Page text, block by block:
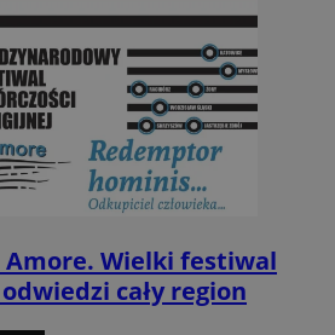
Amore. Wielki festiwal
cały region